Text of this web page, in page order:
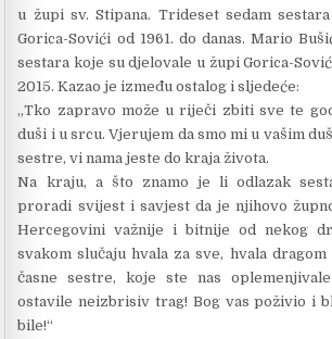
u župi sv. Stipana. Trideset sedam
Gorica-Sovići od 1961. do danas. Mario
sestara koje su djelovale u župi Gorica-
2015. Kazao je između ostalog i sljedeće:
„Tko zapravo može u riječi zbiti sve te
duši i u srcu. Vjerujem da smo mi u vašim
sestre, vi nama jeste do kraja života.
Na kraju, a što znamo je li odlazak
proradi svijest i savjest da je njihovo
Hercegovini važnije i bitnije od nekog
svakom slučaju hvala za sve, hvala dragom
časne sestre, koje ste nas
ostavile neizbrisiv trag! Bog vas poživio i
bile!“